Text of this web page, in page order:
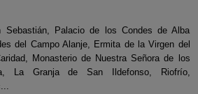
Sebastián, Palacio de los Condes de Alba
del Campo Alanje, Ermita de la Virgen del
Monasterio de Nuestra Señora de los
La Granja de San Ildefonso, Riofrío,